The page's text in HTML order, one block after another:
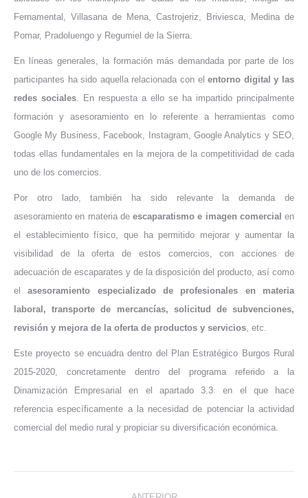
Fernamental, Villasana de Mena, Castrojeriz, Briviesca, Medina de
Pomar, Pradoluengo y Regumiel de la Sierra.
En líneas generales, la formación más demandada por parte de los
participantes ha sido aquella relacionada con elentorno digital y las
redes sociales. En respuesta a ello se ha impartido principalmente
formación y asesoramiento en lo referente a herramientas como
Google My Business, Facebook, Instagram, Google Analytics y SEO,
todas ellas fundamentales en la mejora de la competitividad de cada
uno de los comercios.
Por otro lado, también ha sido relevante la demanda de
asesoramiento en materia de escaparatismo e imagen comercial en
el establecimiento físico, que ha permitido mejorar y aumentar la
visibilidad de la oferta de estos comercios, con acciones de
adecuación de escaparates y de la disposición del producto, así como
elasesoramiento especializado de profesionales en materia
laboral, transporte de mercancías, solicitud de subvenciones,
revisión y mejora de la oferta de productos y servicios, etc.
Este proyecto se encuadra dentro del Plan Estratégico Burgos Rural
2015-2020, concretamente dentro del programa referido a la
Dinamización Empresarial en el apartado 3.3. en el que hace
referencia específicamente a la necesidad de potenciar la actividad
comercial del medio rural y propiciar su diversificación económica.